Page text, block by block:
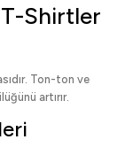
Shirtler
Ton-ton ve
artırır.